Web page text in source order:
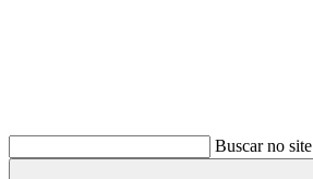
Buscar no site